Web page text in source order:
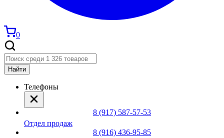
0
Найти
Телефоны
8 (917) 587-57-53
Отдел продаж
8 (916) 436-95-85